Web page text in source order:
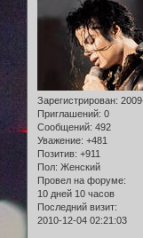
Зарегистрирован:
Приглашений: 0
Сообщений: 492
Уважение: +481
Позитив: +911
Пол: Женский
Провел на форуме:
10 дней 10 часов
Последний визит:
2010-12-04 02:21:03